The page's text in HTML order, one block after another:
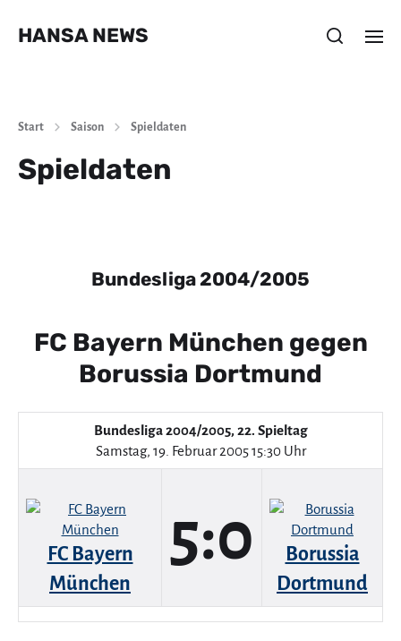
HANSA NEWS
Start Saison Spieldaten
Spieldaten
Bundesliga 2004/2005
FC Bayern München gegen
Borussia Dortmund
Bundesliga 2004/2005, 22. Spieltag
Samstag, 19. Februar 2005 15:30 Uhr
FC Bayern
München
5:0
Borussia
Dortmund